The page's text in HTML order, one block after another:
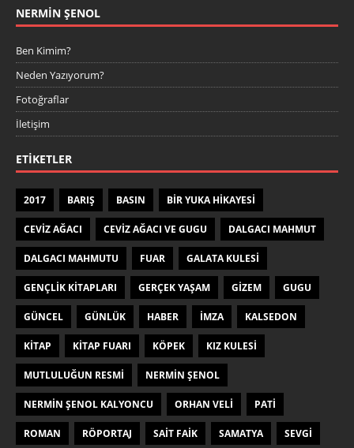
NERMIN ŞENOL
Ben Kimim?
Neden Yazıyorum?
Fotoğraflar
İletişim
ETIKETLER
2017 BARIŞ BASIN BIR YUKA HIKAYESI
CEVIZ AĞACI CEVIZ AĞACI VE GUGU DALGACI MAHMUT
DALGACI MAHMUTU FUAR GALATA KULESI
GENÇLIK KITAPLARI GERÇEK YAŞAM GIZEM GUGU
GÜNCEL GÜNLÜK HABER IMZA KALSEDON
KITAP KITAP FUARI KÖPEK KIZ KULESI
MUTLULUĞUN RESMI NERMIN ŞENOL
NERMIN ŞENOL KALYONCU ORHAN VELI PATI
ROMAN RÖPORTAJ SAIT FAIK SAMATYA SEVGI